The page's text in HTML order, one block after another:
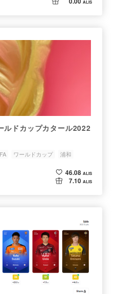
ALIS
ドカップカタール2022
ワールドカップ 浦和
46.08 ALIS
7.10 ALIS